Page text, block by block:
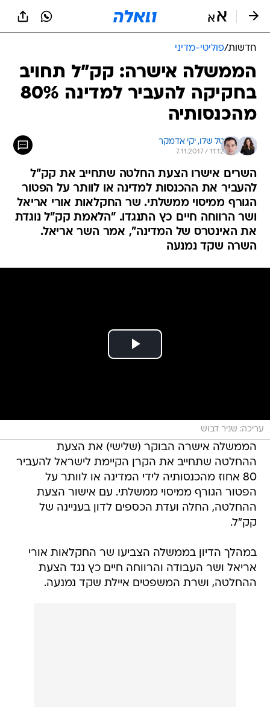
חדשות/פוליטי-מדיני
הממשלה אישרה: קק"ל תחויב
בחקיקה להעביר למדינה 80%
מהכנסותיה
טל שלו, יקי אדמקר
7.11.2017 / 11:12
השרים אישרו הצעת החלטה שתחייב את קק"ל
להעביר את ההכנסות למדינה או לוותר על הפטור
הגורף ממיסוי ממשלתי. שר החקלאות אורי אריאל
ושר הרווחה חיים כץ התנגדו. "הלאמת קק"ל נוגדת
את האינטרס של המדינה", אמר השר אריאל.
השרה שקד נמנעה
עריכה: שניר דבוש
הממשלה אישרה הבוקר (שלישי) את הצעת
ההחלטה שתחייב את הקרן הקיימת לישראל להעביר
80 אחוז מהכנסותיה לידי המדינה או לוותר על
הפטור הגורף ממיסוי ממשלתי. עם אישור הצעת
ההחלטה, החלה ועדת הכספים לדון בעניינה של
קק"ל.
במהלך הדיון בממשלה הצביעו שר החקלאות אורי
אריאל ושר העבודה והרווחה חיים כץ נגד הצעת
ההחלטה, ושרת המשפטים איילת שקד נמנעה.